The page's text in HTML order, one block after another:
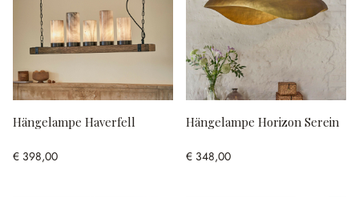
Hängelampe Haverfell
€ 398,00
Hängelampe Horizon Serein
€ 348,00